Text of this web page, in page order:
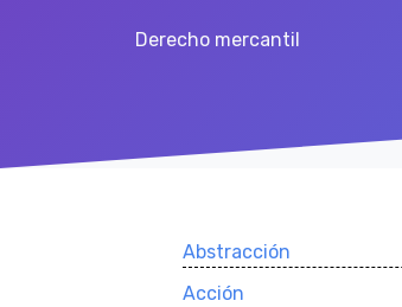
Derecho mercantil
Abstracción
Acción